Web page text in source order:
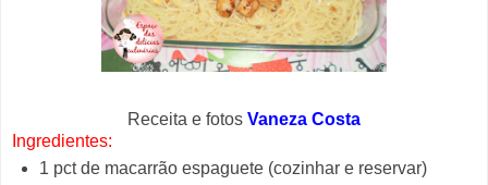
Receita e fotos Vaneza Costa
Ingredientes:
1 pct de macarrão espaguete (cozinhar e reservar)